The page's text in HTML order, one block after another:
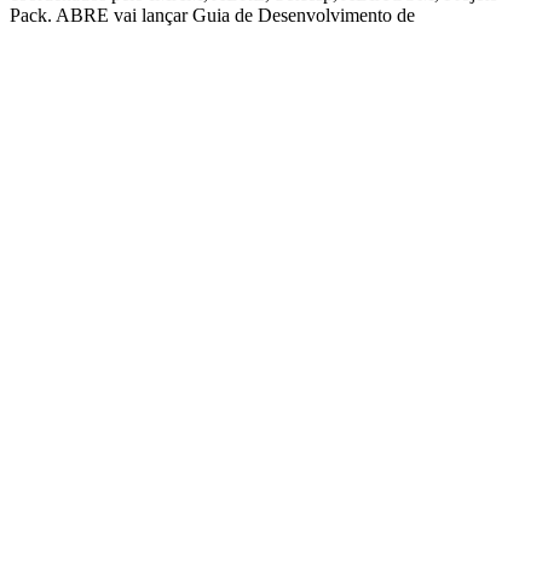
Pack. ABRE vai lançar Guia de Desenvolvimento de